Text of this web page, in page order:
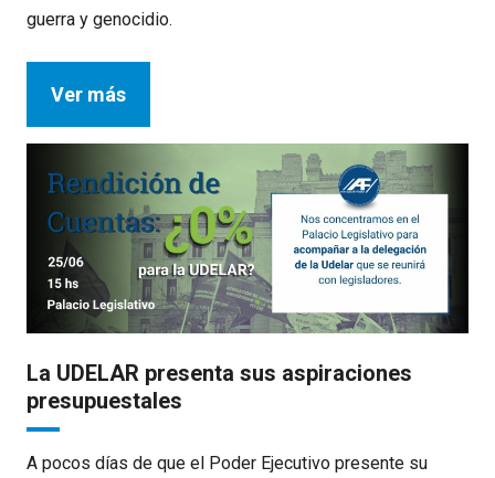
guerra y genocidio.
Ver más
La UDELAR presenta sus aspiraciones
presupuestales
A pocos días de que el Poder Ejecutivo presente su